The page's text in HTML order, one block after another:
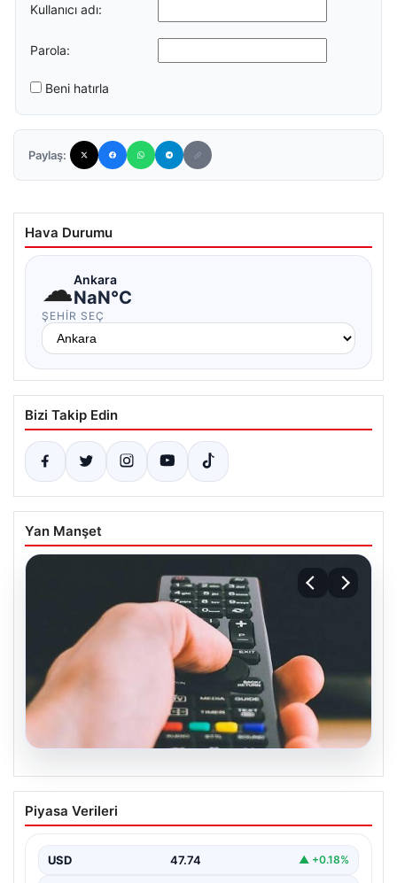
Kullanıcı adı:
Parola:
Beni hatırla
Paylaş:
Hava Durumu
☁Ankara
NaN°C
ŞEHIR SEÇ
Bizi Takip Edin
Yan Manşet
Türksat 3A Uydusundan Son Verildi:
Kanal Güncellemesi ve Yeni Sistemler
Türksat 3A uydusu, uzun yıllardır ülke radyo ve
Piyasa Verileri
USD 47.74 ▲ +0.18%